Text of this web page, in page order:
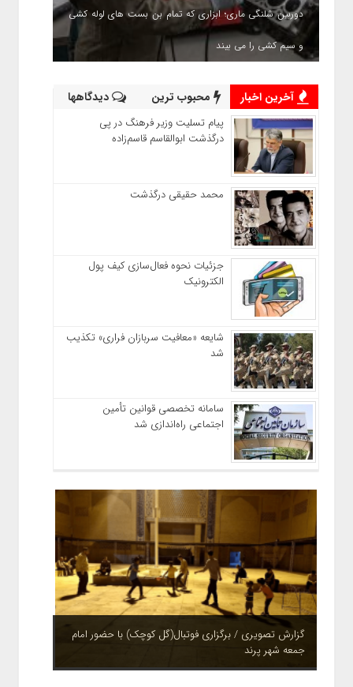
دوربین شلنگی ماری؛ ابزاری که تمام بن بست های لوله کشی
و سیم کشی را می بیند
آخرین اخبار محبوب ترین دیدگاهها
پیام تسلیت وزیر فرهنگ در پی
درگذشت ابوالقاسم قاسم‌زاده
محمد حقیقی درگذشت
جزئیات نحوه فعال‌سازی کیف پول
الکترونیک
شایعه «معافیت سربازان فراری» تکذیب
شد
سامانه تخصصی قوانین تأمین
اجتماعی راه‌اندازی شد
گزارش تصویری / برگزاری فوتبال(گل کوچک) با حضور امام
جمعه شهر پرند
چشم نوازی بوستان های شهر پرند در فصل بهار + تصاویر